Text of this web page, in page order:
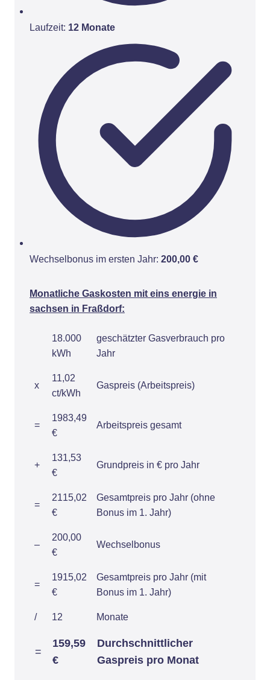
Laufzeit: 12 Monate
Wechselbonus im ersten Jahr: 200,00 €
Monatliche Gaskosten mit eins energie in
sachsen in Fraßdorf:
18.000
kWh
geschätzter Gasverbrauch pro
Jahr
x
11,02
ct/kWh
Gaspreis (Arbeitspreis)
=
1983,49
€
Arbeitspreis gesamt
+
131,53
€
Grundpreis in € pro Jahr
=
2115,02
€
Gesamtpreis pro Jahr (ohne
Bonus im 1. Jahr)
–
200,00
€
Wechselbonus
=
1915,02
€
Gesamtpreis pro Jahr (mit
Bonus im 1. Jahr)
/ 12 Monate
=
159,59
€
Durchschnittlicher
Gaspreis pro Monat